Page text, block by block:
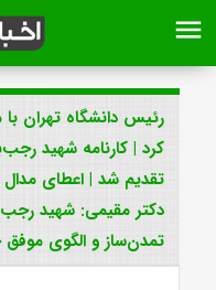
menu
رئیس دانشگاه تهران
کرد | کارنامه شهید
تقدیم شد | اعطای مدال
دکتر مقیمی: شهید
تمدن‌ساز و الگوی